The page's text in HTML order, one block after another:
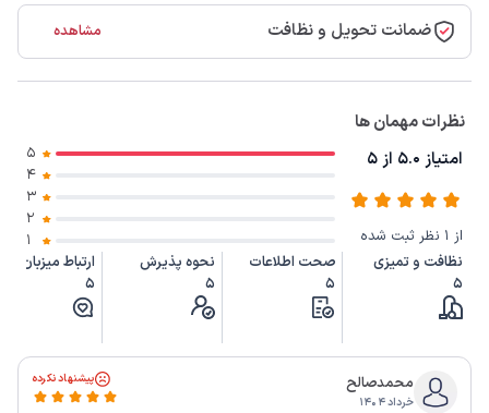
ضمانت تحویل و نظافت مشاهده
نظرات مهمان ها
امتیاز 5.0 از 5
از 1 نظر ثبت شده
5
4
3
2
1
نظافت و تمیزی
5
صحت اطلاعات
5
نحوه پذیرش
5
ارتباط میزبان
5
محمدصالح
خرداد ۱۴۰۴
پیشنهاد نکرده